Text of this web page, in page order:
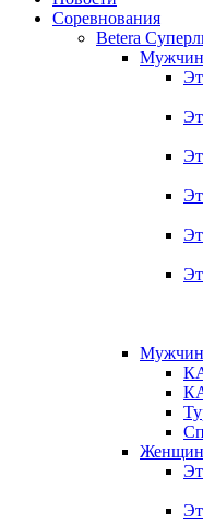
Соревнования
Betera